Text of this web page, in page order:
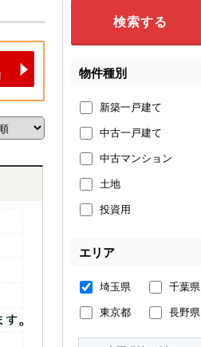
物件種別
新築一戸建て
中古一戸建て
中古マンション
土地
投資用
エリア
埼玉県 千葉県
東京都 長野県